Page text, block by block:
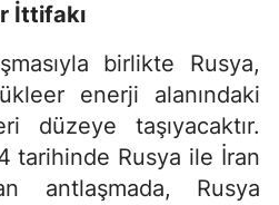
İttifakı
birlikte Rusya,
enerji alanındaki
düzeye taşıyacaktır.
tarihinde Rusya ile İran
antlaşmada, Rusya